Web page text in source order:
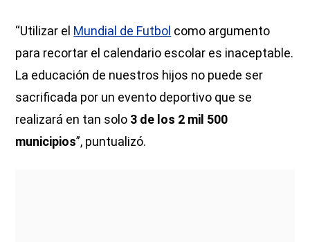
“Utilizar el Mundial de Futbol como argumento
para recortar el calendario escolar es inaceptable.
La educación de nuestros hijos no puede ser
sacrificada por un evento deportivo que se
realizará en tan solo 3 de los 2 mil 500
municipios”, puntualizó.